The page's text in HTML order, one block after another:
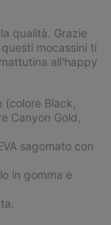
section
qualità. Grazie
mocassini ti
all'happy
Black,
Canyon Gold,
sagomato con
in gomma e